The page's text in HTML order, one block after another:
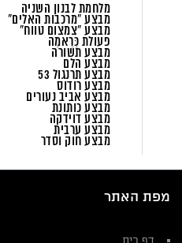
מלחמת לבנון השניה
מבצע "מרכבות האלים"
מבצע "צמצום טווח"
פעולת כַּרָאמַה
מבצע תשורה
מבצע הלם
מבצע תרנגול 53
מבצע רודוס
מבצע אביב נעורים
מבצע כותונת
מבצע דוידקה
מבצע ערבית
מבצע חוק וסדר
מפת האתר